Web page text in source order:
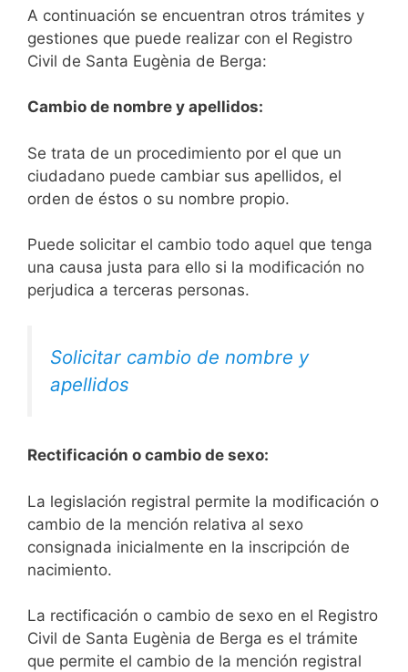
A continuación se encuentran otros trámites y
gestiones que puede realizar con el Registro
Civil de Santa Eugènia de Berga:
Cambio de nombre y apellidos:
Se trata de un procedimiento por el que un
ciudadano puede cambiar sus apellidos, el
orden de éstos o su nombre propio.
Puede solicitar el cambio todo aquel que tenga
una causa justa para ello si la modificación no
perjudica a terceras personas.
Solicitar cambio de nombre y
apellidos
Rectificación o cambio de sexo:
La legislación registral permite la modificación o
cambio de la mención relativa al sexo
consignada inicialmente en la inscripción de
nacimiento.
La rectificación o cambio de sexo en el Registro
Civil de Santa Eugènia de Berga es el trámite
que permite el cambio de la mención registral